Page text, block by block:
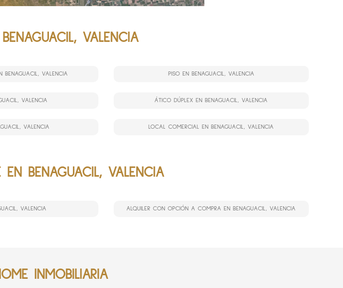
VALENCIA
BENAGUACIL, VALENCIA PISO EN BENAGUACIL, VALENCIA
VALENCIA ÁTICO DÚPLEX EN BENAGUACIL, VALENCIA
VALENCIA LOCAL COMERCIAL EN BENAGUACIL, VALENCIA
EN BENAGUACIL, VALENCIA
VALENCIA ALQUILER CON OPCIÓN A COMPRA EN BENAGUACIL, VALENCIA
INMOBILIARIA